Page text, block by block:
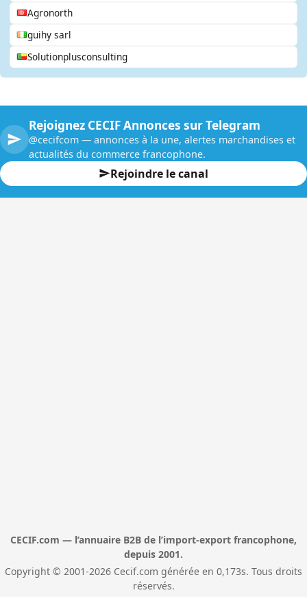
Agronorth
guihy sarl
Solutionplusconsulting
Rejoignez CECIF Annonces sur Telegram
@cecifcom — annonces à la une, alertes marchandises et
actualités du commerce francophone.
Rejoindre le canal
CECIF.com — l’annuaire B2B de l’import-export francophone,
depuis 2001.
Copyright © 2001-2026 Cecif.com générée en 0,173s. Tous droits
réservés.